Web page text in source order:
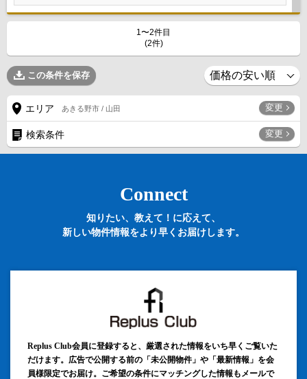
1〜2件目
(2件)
この条件を保存
エリア あきる野市 / 山田 変更
検索条件 変更
Connect
知りたい、教えて！に応えて、
新しい物件情報をより早くお届けします。
Replus Club会員に登録すると、厳選された情報をいち早くご覧いた
だけます。広告で公開する前の「未公開物件」や「最新情報」を会
員様限定でお届け。ご希望の条件にマッチングした情報もメールで